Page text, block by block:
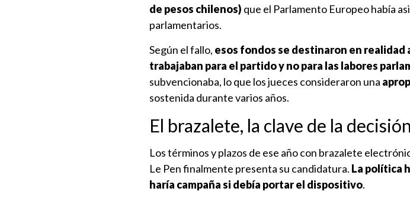
de pesos chilenos) que el Parlamento Europeo había
parlamentarios.
Según el fallo, esos fondos se destinaron en realidad
trabajaban para el partido y no para las labores
subvencionaba, lo que los jueces consideraron una
sostenida durante varios años.
El brazalete, la clave de la decisión
Los términos y plazos de ese año con brazalete
Le Pen finalmente presenta su candidatura. La política
haría campaña si debía portar el dispositivo.